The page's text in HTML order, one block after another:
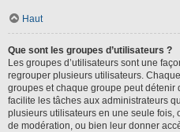
Haut
Que sont les groupes d’utilisateurs ?
Les groupes d’utilisateurs sont une
regrouper plusieurs utilisateurs.
groupes et chaque groupe peut
facilite les tâches aux administrateurs
plusieurs utilisateurs en une seule fois,
de modération, ou bien leur donner